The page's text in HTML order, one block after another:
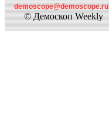
demoscope@demoscope.ru
© Демоскоп Weekly